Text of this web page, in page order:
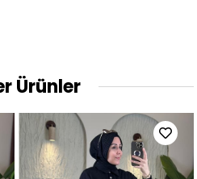
Ürünler